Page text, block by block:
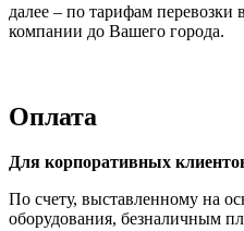
далее – по тарифам
компании до Вашего города.
Оплата
Для корпоративных
По счету, выставленному на
оборудования, безналичным